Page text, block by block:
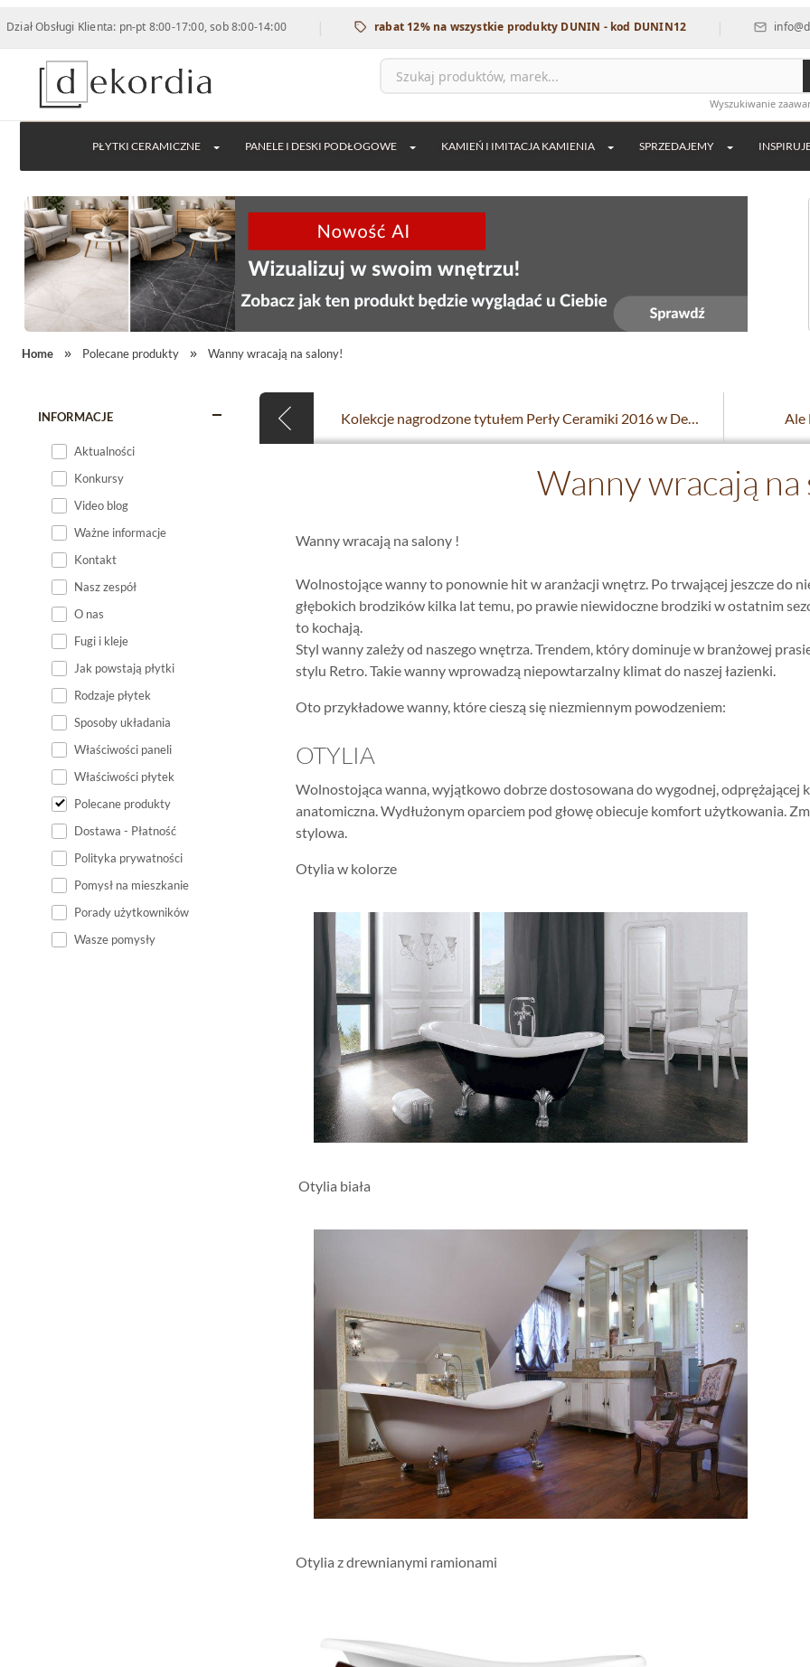
Klienta: pn-pt 8:00-17:00, sob 8:00-14:00 | rabat 12% na wszystkie produkty DUNIN - kod DUNIN12 | info@dekordia.pl
Wyszukiwanie
PŁYTKI CERAMICZNE PANELE I DESKI PODŁOGOWE KAMIEŃ I IMITACJA KAMIENIA SPRZEDAJEMY
Home Polecane produkty Wanny wracają na salony!
INFORMACJE
Aktualności
Konkursy
Video blog
Ważne informacje
Kontakt
Nasz zespół
O nas
Fugi i kleje
Jak powstają płytki
Rodzaje płytek
Sposoby układania
Właściwości paneli
Właściwości płytek
Polecane produkty
Dostawa - Płatność
Polityka prywatności
Pomysł na mieszkanie
Porady użytkowników
Wasze pomysły
Kolekcje nagrodzone tytułem Perły Ceramiki 2016 w Dekordia.pl Ale
Wanny wracają na
Wanny wracają na salony !
Wolnostojące wanny to ponownie hit w aranżacji wnętrz. Po trwającej jeszcze do
głębokich brodzików kilka lat temu, po prawie niewidoczne brodziki w ostatnim
to kochają.
Styl wanny zależy od naszego wnętrza. Trendem, który dominuje w branżowej
stylu Retro. Takie wanny wprowadzą niepowtarzalny klimat do naszej łazienki.
Oto przykładowe wanny, które cieszą się niezmiennym powodzeniem:
OTYLIA
Wolnostojąca wanna, wyjątkowo dobrze dostosowana do wygodnej, odprężającej
anatomiczna. Wydłużonym oparciem pod głowę obiecuje komfort użytkowania.
stylowa.
Otylia w kolorze
Otylia biała
Otylia z drewnianymi ramionami